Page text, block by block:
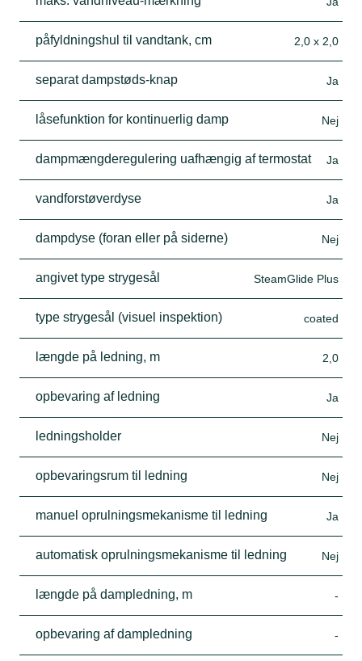
påfyldningshul til vandtank, cm 2,0 x 2,0
separat dampstøds-knap Ja
låsefunktion for kontinuerlig damp Nej
dampmængderegulering uafhængig af termostat Ja
vandforstøverdyse Ja
dampdyse (foran eller på siderne) Nej
angivet type strygesål SteamGlide Plus
type strygesål (visuel inspektion) coated
længde på ledning, m 2,0
opbevaring af ledning Ja
ledningsholder Nej
opbevaringsrum til ledning Nej
manuel oprulningsmekanisme til ledning Ja
automatisk oprulningsmekanisme til ledning Nej
længde på dampledning, m -
opbevaring af dampledning -